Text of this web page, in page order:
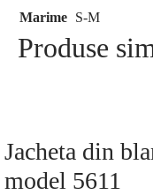
Marime S-M
Produse
Jacheta din
model 5611